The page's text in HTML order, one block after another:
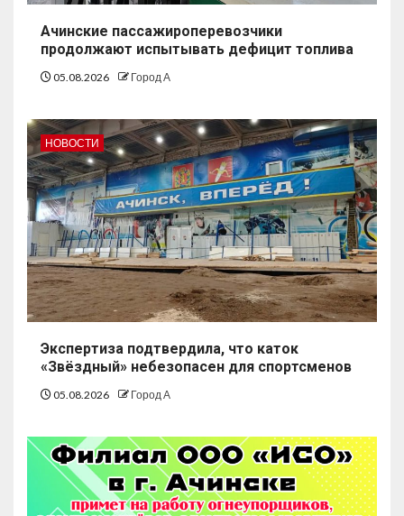
Ачинские пассажироперевозчики
продолжают испытывать дефицит топлива
05.08.2026 Город А
НОВОСТИ
Экспертиза подтвердила, что каток
«Звёздный» небезопасен для спортсменов
05.08.2026 Город А